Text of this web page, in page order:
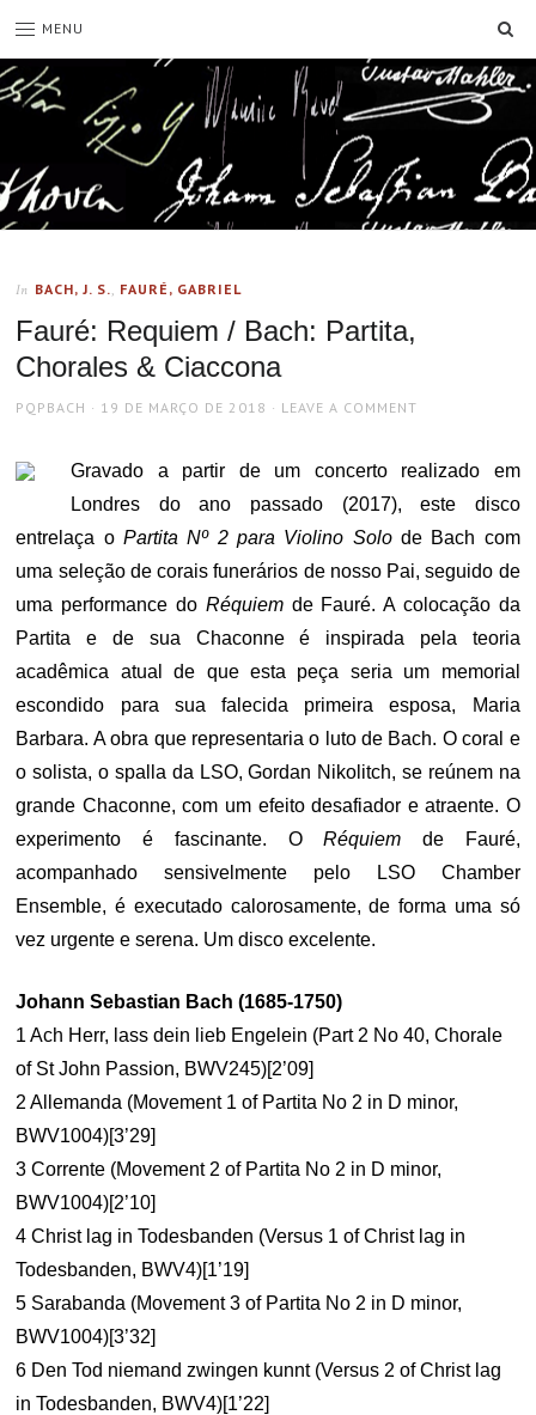
MENU
In BACH, J. S., FAURÉ, GABRIEL
Fauré: Requiem / Bach: Partita,
Chorales & Ciaccona
AUTHOR
PQPBACH
POSTED
19 DE MARÇO DE 2018 LEAVE A COMMENT
Gravado a partir de um concerto realizado em
Londres do ano passado (2017), este disco
entrelaça oPartita Nº 2 para Violino Solode Bach com
uma seleção de corais funerários de nosso Pai, seguido de
uma performance do Réquiem de Fauré. A colocação da
Partita e de sua Chaconne é inspirada pela teoria
acadêmica atual de que esta peça seria um memorial
escondido para sua falecida primeira esposa, Maria
Barbara. A obra que representaria o luto de Bach. O coral e
o solista, o spalla da LSO, Gordan Nikolitch, se reúnem na
grande Chaconne, com um efeito desafiador e atraente. O
experimento é fascinante. ORéquiem de Fauré,
acompanhado sensivelmente pelo LSO Chamber
Ensemble, é executado calorosamente, de forma uma só
vez urgente e serena. Um disco excelente.
Johann Sebastian Bach (1685-1750)
1 Ach Herr, lass dein lieb Engelein (Part 2 No 40, Chorale
of St John Passion, BWV245)[2’09]
2 Allemanda (Movement 1 of Partita No 2 in D minor,
BWV1004)[3’29]
3 Corrente (Movement 2 of Partita No 2 in D minor,
BWV1004)[2’10]
4 Christ lag in Todesbanden (Versus 1 of Christ lag in
Todesbanden, BWV4)[1’19]
5 Sarabanda (Movement 3 of Partita No 2 in D minor,
BWV1004)[3’32]
6 Den Tod niemand zwingen kunnt (Versus 2 of Christ lag
in Todesbanden, BWV4)[1’22]